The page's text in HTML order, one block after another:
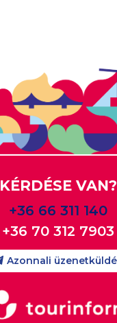
KÉRDÉSE VAN?
+36 66 311 140
+36 70 312 7903
Azonnali